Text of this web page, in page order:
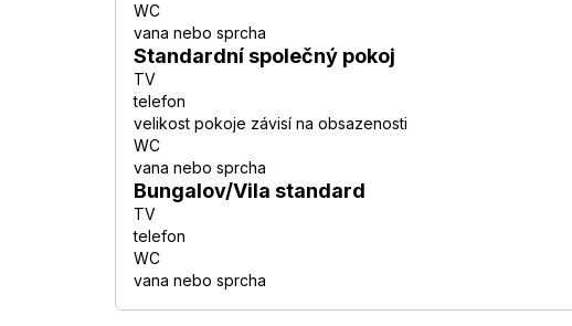
WC
vana nebo sprcha
Standardní společný pokoj
TV
telefon
velikost pokoje závisí na obsazenosti
WC
vana nebo sprcha
Bungalov/Vila standard
TV
telefon
WC
vana nebo sprcha